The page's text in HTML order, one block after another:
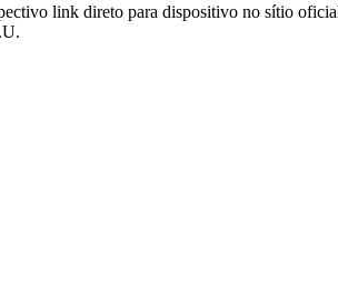
link direto para dispositivo no sítio